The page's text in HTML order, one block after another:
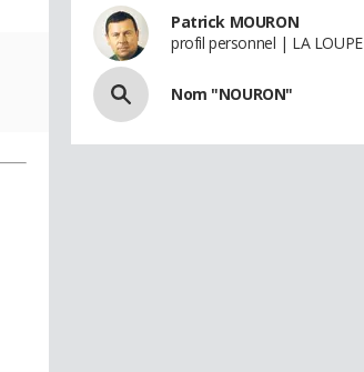
Patrick MOURON
profil personnel | LA LOUPE
Nom "NOURON"